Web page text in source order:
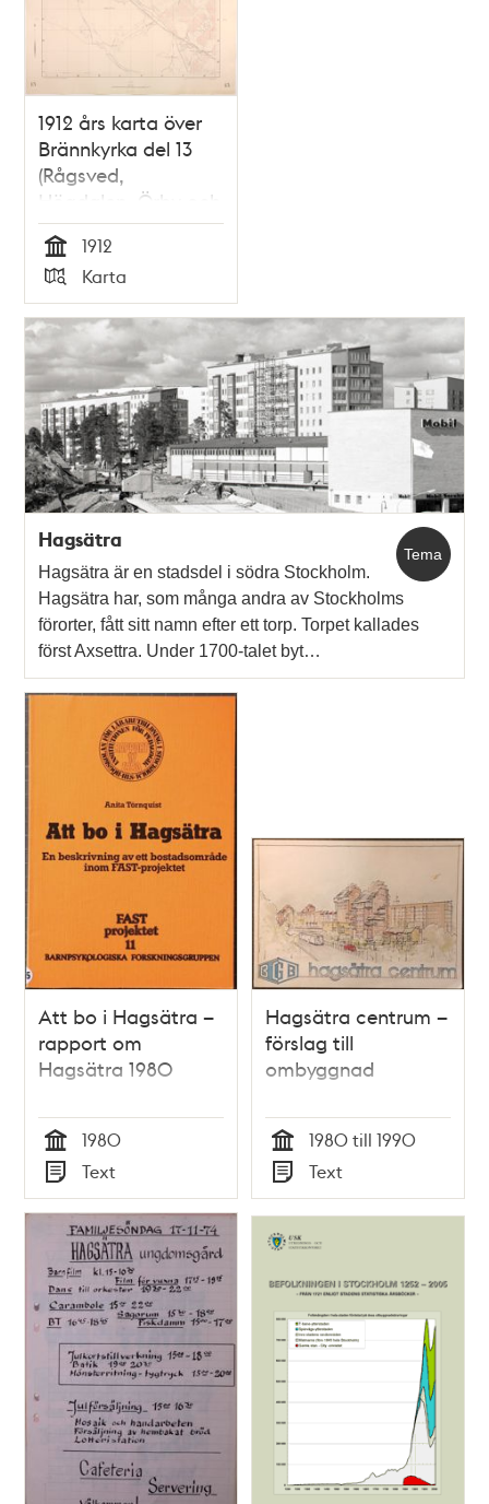
1912 års karta över
Brännkyrka del 13
(Rågsved,
Högdalen, Örby och
Hagsätra)
Tid
1912
Typ
Karta
Tema
Hagsätra
Hagsätra är en stadsdel i södra Stockholm.
Hagsätra har, som många andra av Stockholms
förorter, fått sitt namn efter ett torp. Torpet kallades
först Axsettra. Under 1700-talet byt…
Att bo i Hagsätra –
rapport om
Hagsätra 1980
Tid
1980
Typ
Text
Hagsätra centrum –
förslag till
ombyggnad
Tid
1980 till 1990
Typ
Text